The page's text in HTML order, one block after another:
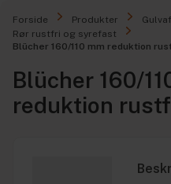
Forside Produkter
Rør rustfri og syrefast
Blücher 160/110 mm reduktion
Blücher 160/
reduktion